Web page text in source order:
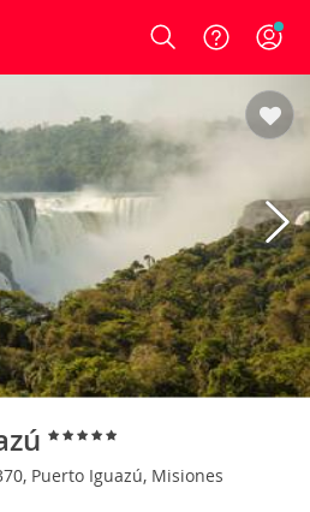
Login
Puerto Iguazú, Misiones